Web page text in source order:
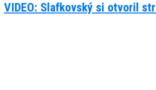
VIDEO: Slafkovský si otvoril